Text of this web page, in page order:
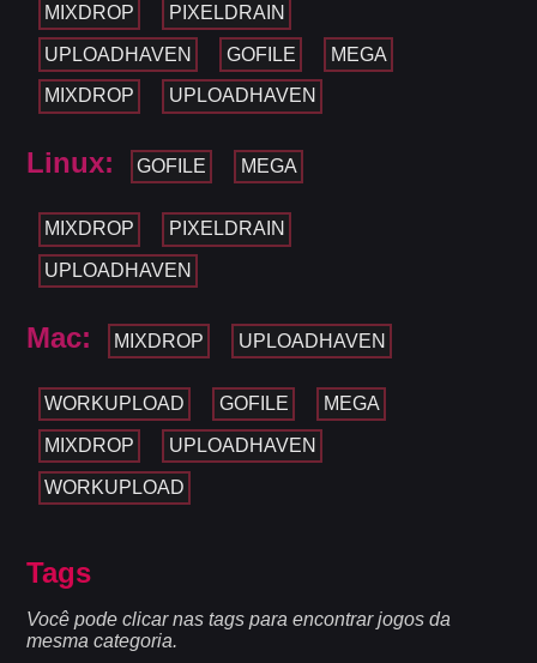
MIXDROP PIXELDRAIN
UPLOADHAVEN GOFILE MEGA
MIXDROP UPLOADHAVEN
Linux: GOFILE MEGA
MIXDROP PIXELDRAIN
UPLOADHAVEN
Mac: MIXDROP UPLOADHAVEN
WORKUPLOAD GOFILE MEGA
MIXDROP UPLOADHAVEN
WORKUPLOAD
Tags
Você pode clicar nas tags para encontrar jogos da
mesma categoria.